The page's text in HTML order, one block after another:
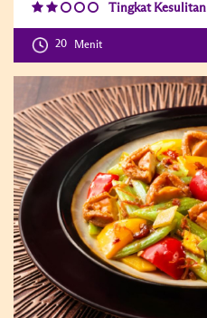
Tingkat Kesulitan
Level:2
20 Menit